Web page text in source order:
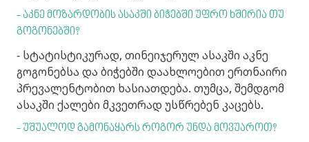
- აკნე მოზარდობის ასაკში ბიჭებში უფრო ხშირია თუ
გოგონებში?
- სტატისტიკურად, თინეიჯერულ ასაკში აკნე
გოგონებსა და ბიჭებში დაახლოებით ერთნაირი
პრევალენტობით ხასიათდება. თუმცა, შემდგომ
ასაკში ქალები მკვეთრად უსწრებენ კაცებს.
- უშუალოდ გამონაყარს როგორ უნდა მოვუაროთ?